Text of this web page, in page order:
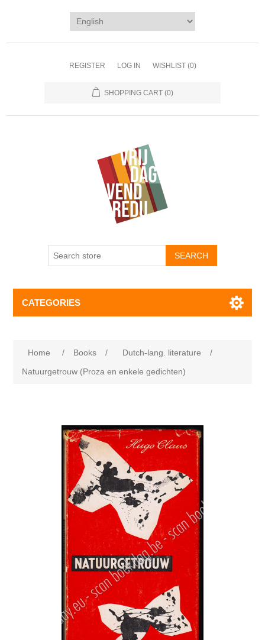
REGISTER LOG IN WISHLIST (0)
SHOPPING CART (0)
CATEGORIES
Home / Books / Dutch-lang. literature
/
Natuurgetrouw (Proza en enkele gedichten)